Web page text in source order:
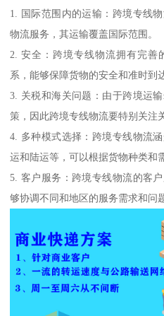
1. 国际范围内的运输：跨境专线
物流服务，其运输覆盖国际范围。
2. 安全：跨境专线物流拥有完善
系，能够保障货物的安全和准时到
3. 关税和海关问题：由于跨境运
策，因此跨境专线物流要特别关注
4. 多种模式选择：跨境专线物流
运和陆运等，可以根据货物种类和
5. 客户服务：跨境专线物流的客
够协调不同和地区的服务需求和问